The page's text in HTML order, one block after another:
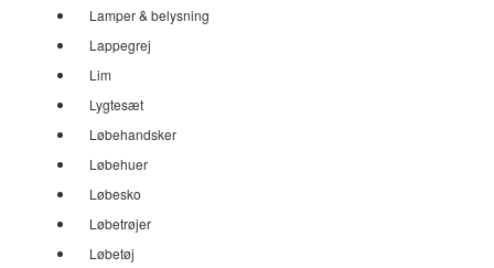
Lamper & belysning
Lappegrej
Lim
Lygtesæt
Løbehandsker
Løbehuer
Løbesko
Løbetrøjer
Løbetøj